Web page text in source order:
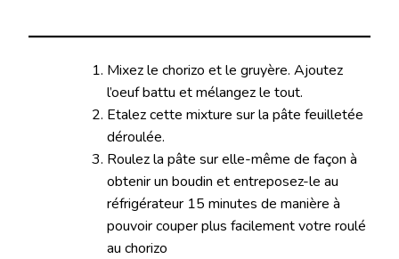
Mixez le chorizo et le gruyère. Ajoutez
l’oeuf battu et mélangez le tout.
Etalez cette mixture sur la pâte feuilletée
déroulée.
Roulez la pâte sur elle-même de façon à
obtenir un boudin et entreposez-le au
réfrigérateur 15 minutes de manière à
pouvoir couper plus facilement votre roulé
au chorizo